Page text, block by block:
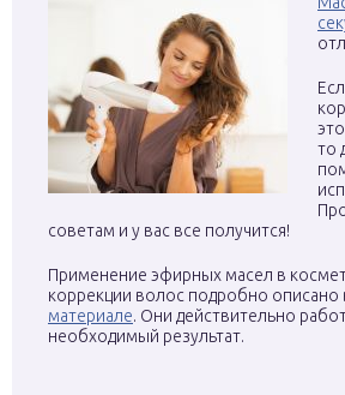
то
советам и у вас все получится!
Применение эфирных масел в
коррекции волос подробно описано
материале. Они действительно
необходимый результат.